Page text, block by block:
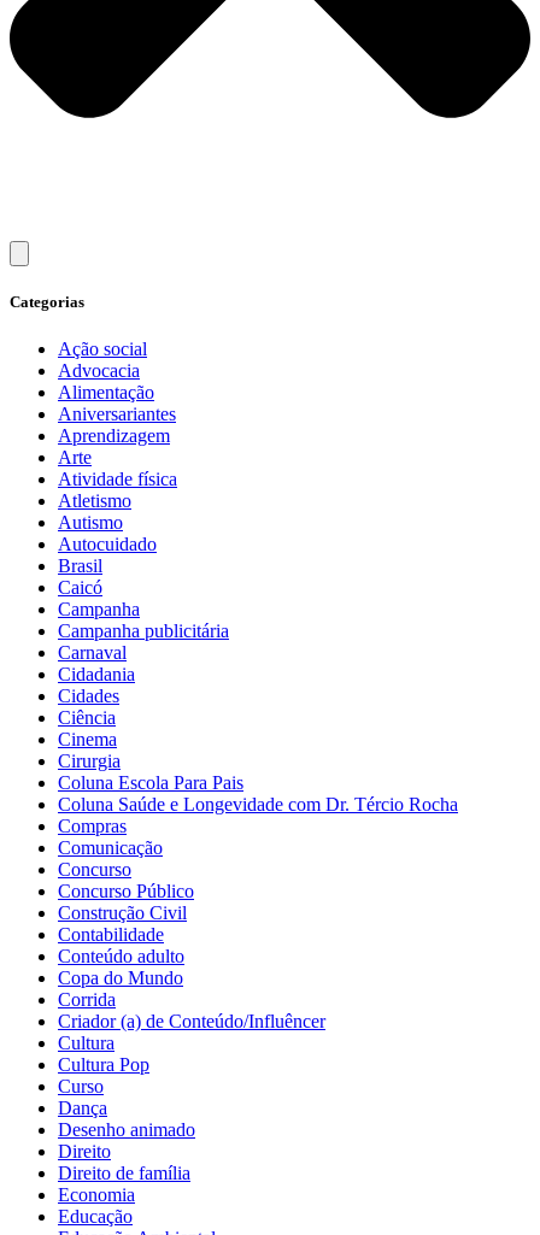
Categorias
Ação social
Advocacia
Alimentação
Aniversariantes
Aprendizagem
Arte
Atividade física
Atletismo
Autismo
Autocuidado
Brasil
Caicó
Campanha
Campanha publicitária
Carnaval
Cidadania
Cidades
Ciência
Cinema
Cirurgia
Coluna Escola Para Pais
Coluna Saúde e Longevidade com Dr. Tércio Rocha
Compras
Comunicação
Concurso
Concurso Público
Construção Civil
Contabilidade
Conteúdo adulto
Copa do Mundo
Corrida
Criador (a) de Conteúdo/Influêncer
Cultura
Cultura Pop
Curso
Dança
Desenho animado
Direito
Direito de família
Economia
Educação